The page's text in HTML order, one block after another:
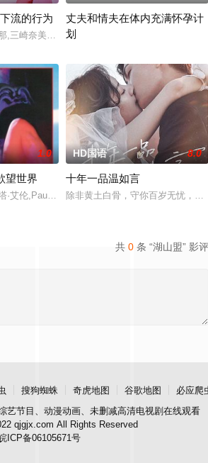
流的行为
,三崎奈美,深見博,野上祐二
丈夫和情夫在体内充满怀孕计
划
1.0
望世界
·艾伦,Paul,Michael,Robinson,P.S.,Sono
HD国语 8.0
十年一品温如言
除非黄土白骨，守你百岁无忧，
共 0 条 “湖山盟” 影评
搜狗蜘蛛 奇虎地图 谷歌地图
必应爬
艺节目、动漫动画、未删减高清电视剧在线观看
qjgjx.com All Rights Reserved
ICP备06105671号